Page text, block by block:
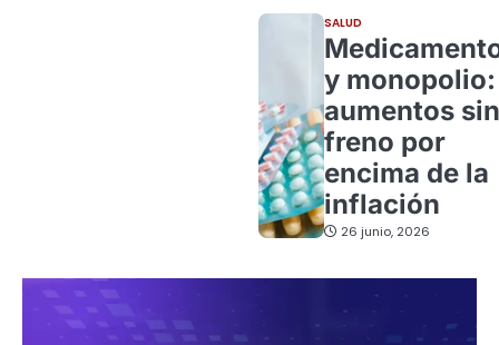
SALUD
y monopolio:
aumentos sin
freno por
encima de la
inflación
26 junio, 2026